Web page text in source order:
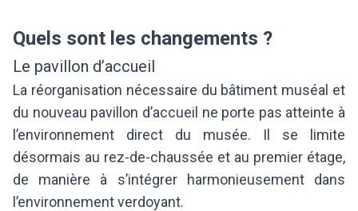
Quels sont les changements ?
Le pavillon d’accueil
La réorganisation nécessaire du bâtiment muséal et
du nouveau pavillon d’accueil ne porte pas atteinte à
l’environnement direct du musée. Il se limite
désormais au rez-de-chaussée et au premier étage,
de manière à s’intégrer harmonieusement dans
l’environnement verdoyant.